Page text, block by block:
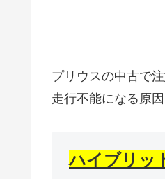
プリウスの中古で
走行不能になる原
ハイブリッ